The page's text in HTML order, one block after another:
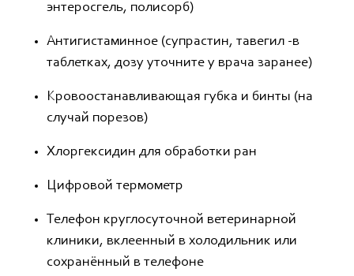
энтеросгель, полисорб)
Антигистаминное (супрастин, тавегил -в
таблетках, дозу уточните у врача заранее)
Кровоостанавливающая губка и бинты (на
случай порезов)
Хлоргексидин для обработки ран
Цифровой термометр
Телефон круглосуточной ветеринарной
клиники, вклеенный в холодильник или
сохранённый в телефоне